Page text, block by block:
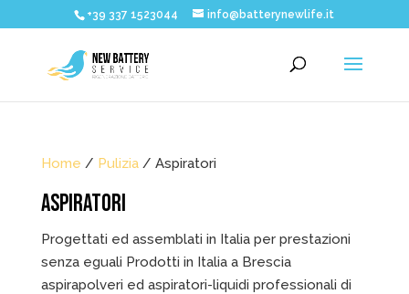
+39 337 1523044 info@batterynewlife.it
Home / Pulizia/ Aspiratori
ASPIRATORI
Progettati ed assemblati in Italia per prestazioni
senza eguali Prodotti in Italia a Brescia
aspirapolveri ed aspiratori-liquidi professionali di